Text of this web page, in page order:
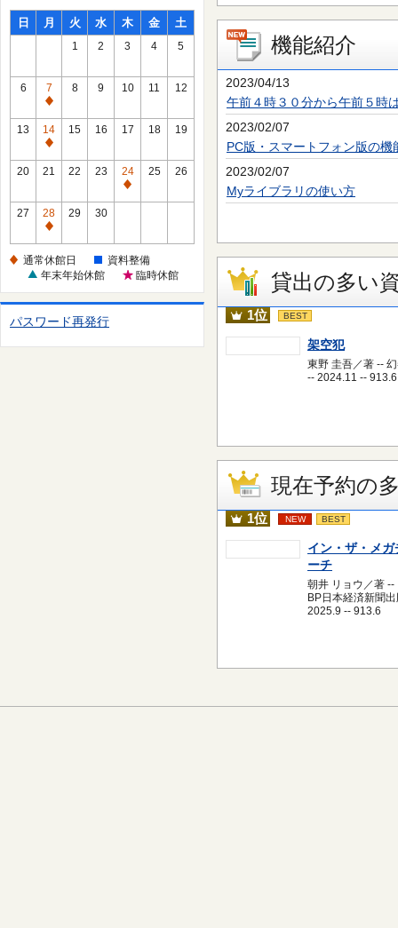
館
日
日 月 火 水 木 金 土
1 2 3 4 5
6
7
通
常
休
館
8 9 10 11 12
13
14
通
常
館
日
15 16 17 18 19
20 21 22 23
24
通
館
日
25 26
27
28
通
休
日
29 30
通常休館日
資料整備
年末年始休館
臨時休館
パスワード再発行
機能紹介
2023/04/13
午前４時３０分から午前５時
2023/02/07
PC版・スマートフォン版の機
2023/02/07
Myライブラリの使い方
貸出の多い
1位 BEST
架空犯
東野 圭吾／著 --
-- 2024.11 -- 913.6
現在予約の
1位 NEW BEST
イン・ザ・メガ
ーチ
朝井 リョウ／著 --
BP日本経済新聞
2025.9 -- 913.6